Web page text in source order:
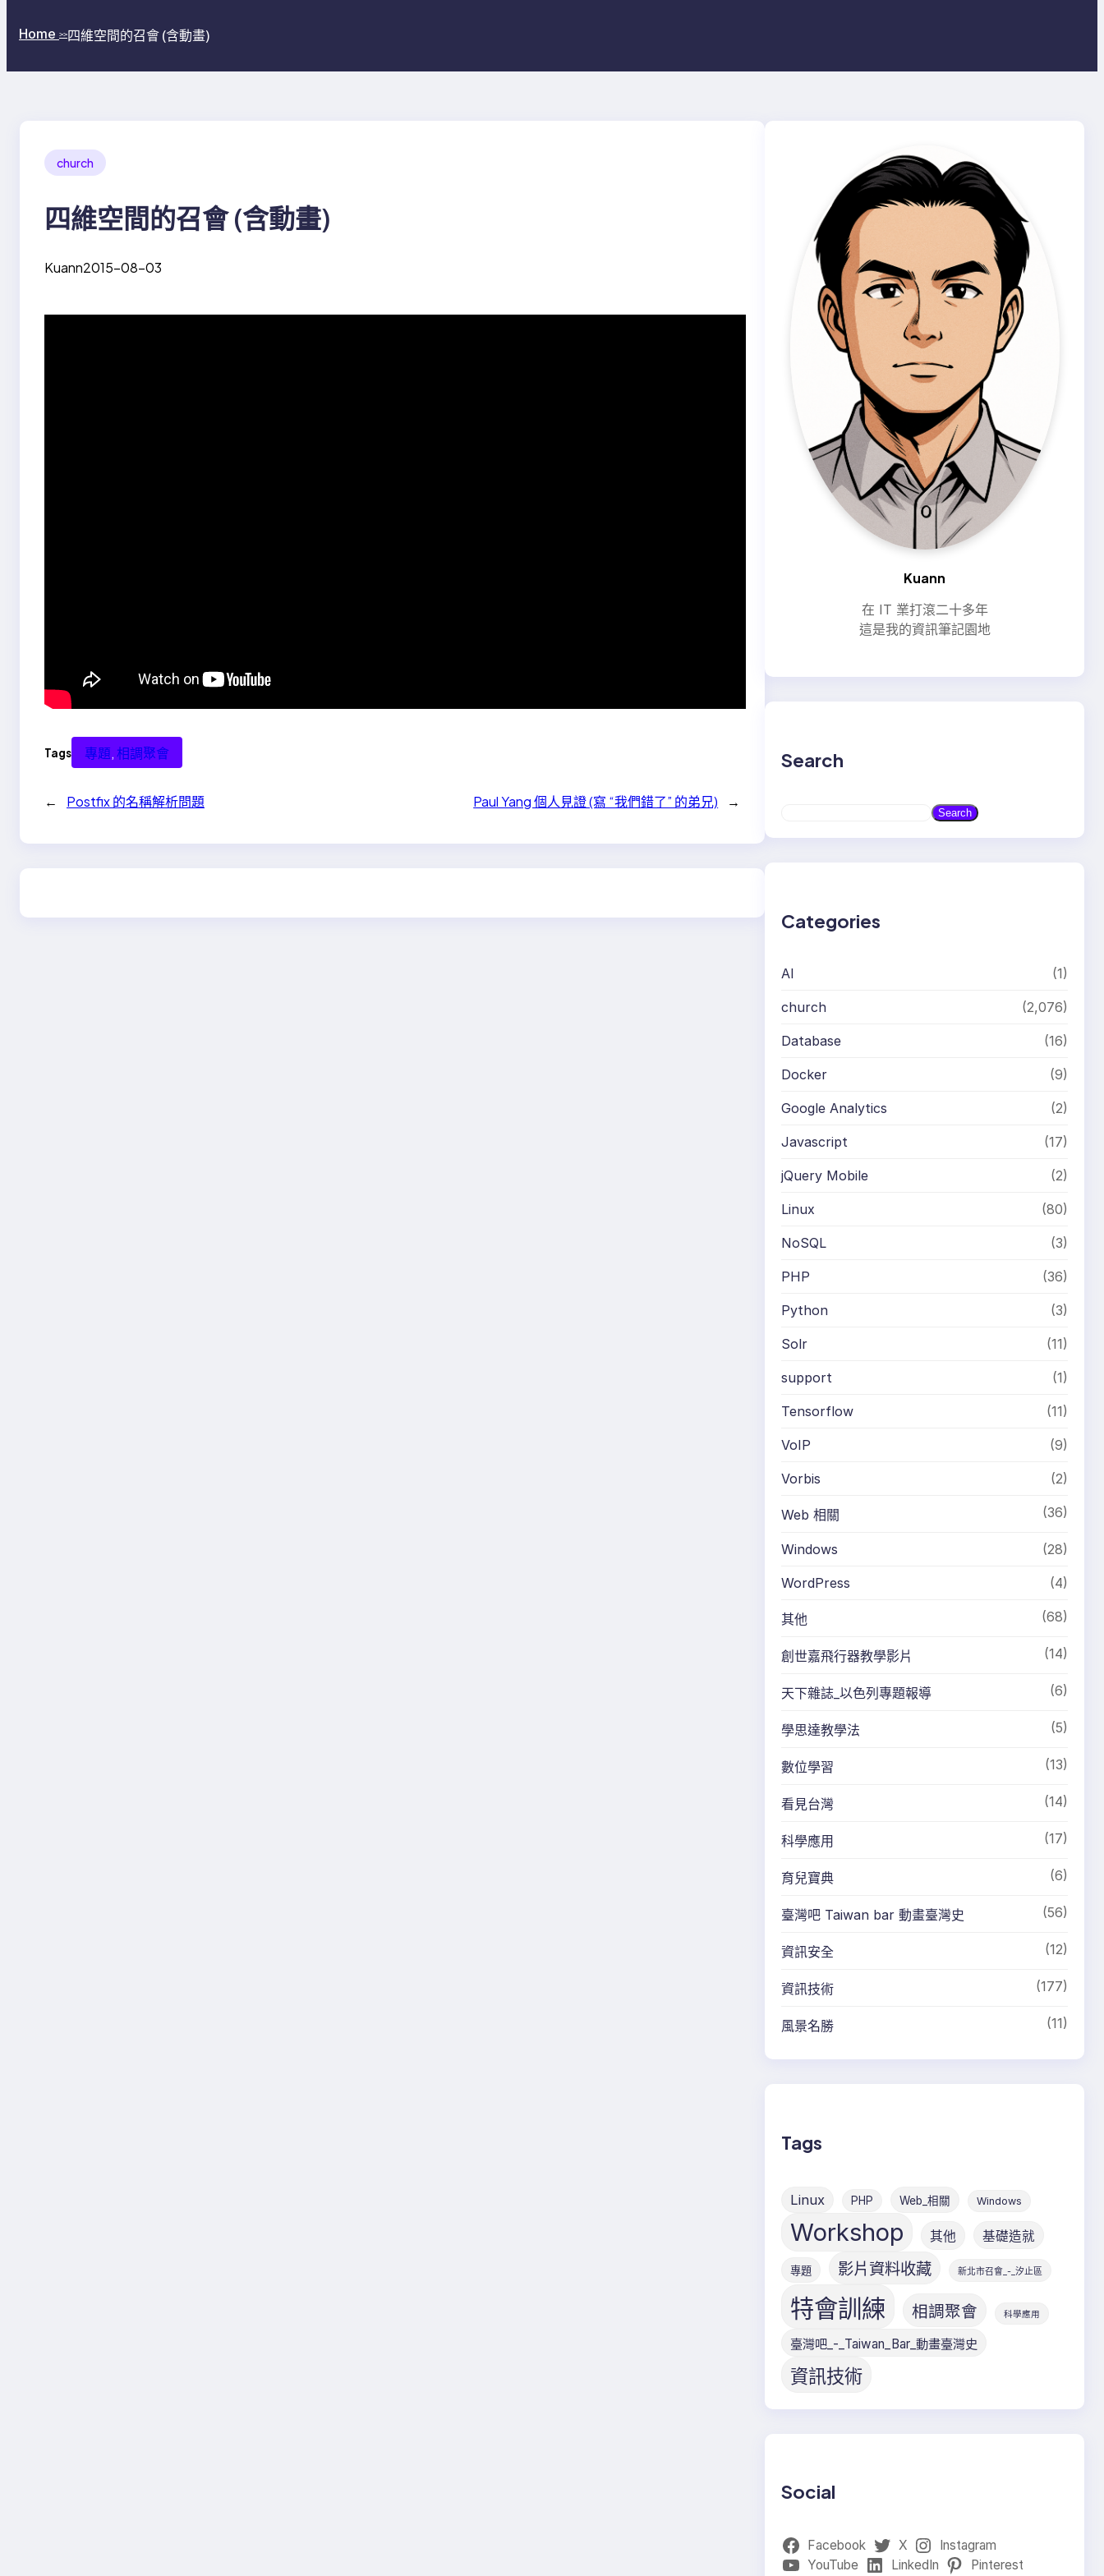
Home >>四維空間的召會 (含動畫)
church
四維空間的召會 (含動畫)
Kuann2015-08-03
Tags 專題, 相調聚會
← Postfix 的名稱解析問題 Paul Yang 個人見證 (寫 “我們錯了” 的弟兄) →
Kuann
在 IT 業打滾二十多年
這是我的資訊筆記園地
Search
Search
Categories
AI (1)
church (2,076)
Database (16)
Docker (9)
Google Analytics (2)
Javascript (17)
jQuery Mobile (2)
Linux (80)
NoSQL (3)
PHP (36)
Python (3)
Solr (11)
support (1)
Tensorflow (11)
VoIP (9)
Vorbis (2)
Web 相關 (36)
Windows (28)
WordPress (4)
其他 (68)
創世嘉飛行器教學影片 (14)
天下雜誌_以色列專題報導 (6)
學思達教學法 (5)
數位學習 (13)
看見台灣 (14)
科學應用 (17)
育兒寶典 (6)
臺灣吧 Taiwan bar 動畫臺灣史 (56)
資訊安全 (12)
資訊技術 (177)
風景名勝 (11)
Tags
Linux PHP Web_相關 Windows
Workshop 其他 基礎造就
專題 影片資料收藏 新北市召會_-_汐止區
特會訓練 相調聚會 科學應用
臺灣吧_-_Taiwan_Bar_動畫臺灣史
資訊技術
Social
Facebook X
Instagram
YouTube
LinkedIn Pinterest